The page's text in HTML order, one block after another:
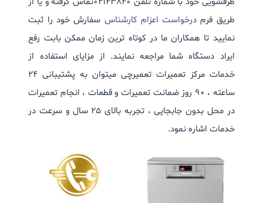
طریق فرم درخواست اعزام کارشناس سفارش خود را ثبت
نمایید تا همکاران ما در کوتاه ترین زمان ممکن بابت رفع
ایراد دستگاه شما مراجعه نمایند. از مزایای استفاده از
خدمات مرکز تعمیرات تعمیرچی میتوان به پشتیبانی 24
ساعته ، 90 روز ضمانت تعمیرات و قطعات ، انجام تعمیرات
در محل بدون جابجایی ، تجربه بالای 25 سال و سرعت در
خدمات اشاره نمود.